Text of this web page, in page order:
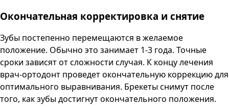
Окончательная корректировка и снятие
Зубы постепенно перемещаются в желаемое
положение. Обычно это занимает 1-3 года. Точные
сроки зависят от сложности случая. К концу лечения
врач-ортодонт проведет окончательную коррекцию для
оптимального выравнивания. Брекеты снимут после
того, как зубы достигнут окончательного положения.